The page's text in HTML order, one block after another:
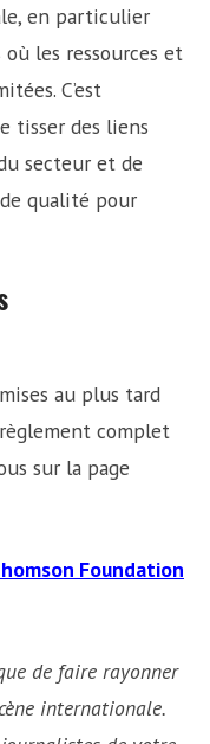
en particulier
les ressources et
C’est
tisser des liens
secteur et de
qualité pour
au plus tard
complet
sur la page
Foundation
de faire rayonner
internationale.